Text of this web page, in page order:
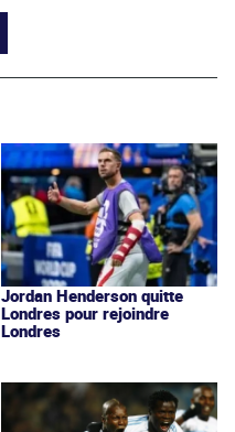
Jordan Henderson quitte
Londres pour rejoindre
Londres